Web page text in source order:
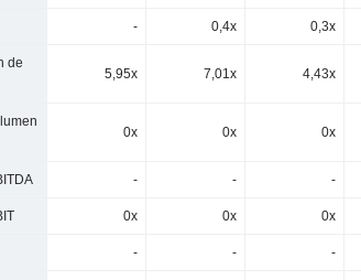
- 0,4x 0,3x
de
5,95x 7,01x 4,43x
0x 0x 0x
- - -
0x 0x 0x
- - -